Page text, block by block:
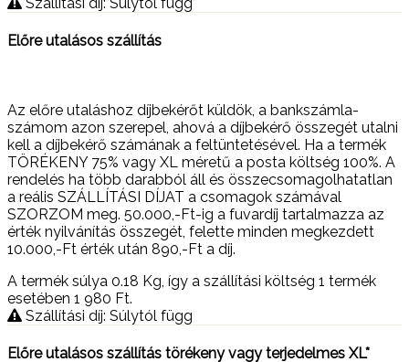
Előre utalásos szállítás
Az előre utaláshoz díjbekérőt küldök, a bankszámla-
számom azon szerepel, ahová a díjbekérő összegét utalni
kell a díjbekérő számának a feltüntetésével. Ha a termék
TÖRÉKENY 75% vagy XL méretű a posta költség 100%. A
rendelés ha több darabból áll és összecsomagolhatatlan
a reális SZÁLLÍTÁSI DÍJAT a csomagok számával
SZORZOM meg. 50.000,-Ft-ig a fuvardíj tartalmazza az
érték nyilvánítás összegét, felette minden megkezdett
10.000,-Ft érték után 890,-Ft a díj.
A termék súlya 0.18 Kg , így a szállítási költség 1 termék
esetében 1 980 Ft.
Szállítási díj: Súlytól függ
Előre utalásos szállítás törékeny vagy terjedelmes XL*